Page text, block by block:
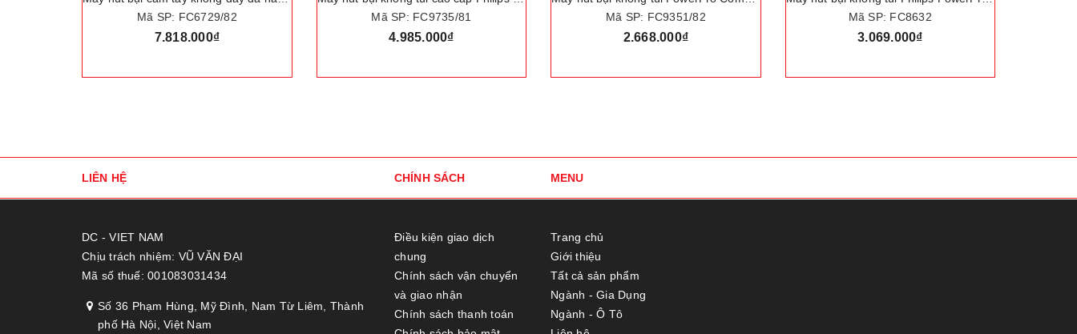
Mã SP: FC9735/81
4.985.000₫
Mã SP: FC9351/82
2.668.000₫
Mã SP: FC8632
3.069.000₫
Mã SP: XB2022/81
2.647.000₫
LIÊN HỆ CHÍNH SÁCH MENU
DC - VIET NAM
Chịu trách nhiệm: VŨ VĂN ĐẠI
Mã số thuế: 001083031434
Số 36 Phạm Hùng, Mỹ Đình, Nam Từ Liêm, Thành
phố Hà Nội, Việt Nam
Điều kiện giao dịch
chung
Chính sách vận chuyển
và giao nhận
Chính sách thanh toán
Trang chủ
Giới thiệu
Tất cả sản phẩm
Ngành - Gia Dụng
Ngành - Ô Tô